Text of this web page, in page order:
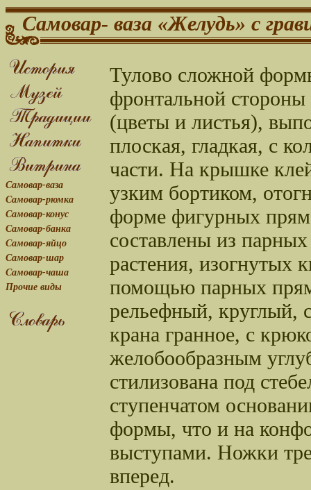
Самовар- ваза «Желудь» с
Самовар-ваза
Самовар-рюмка
Самовар-конус
Самовар-банка
Самовар-яйцо
Самовар-шар
Самовар-чаша
Прочие виды
Тулово сложной
фронтальной стороны
(цветы и листья),
плоская, гладкая, с
части. На крышке
узким бортиком,
форме фигурных
составлены из
растения, изогнутых
помощью парных
рельефный, круглый,
крана гранное, с
желобообразным
стилизована под
ступенчатом
формы, что и на
выступами. Ножки
вперед.